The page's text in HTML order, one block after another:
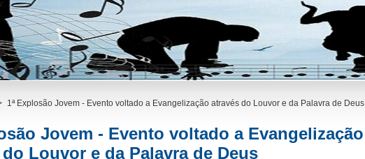
1ª Explosão Jovem - Evento voltado a Evangelização através do Louvor e da Palavra de Deus
Jovem - Evento voltado a Evangelização
Louvor e da Palavra de Deus